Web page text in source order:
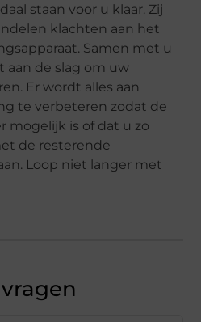
staan voor u klaar. Zij
klachten aan het
Samen met u
aan de slag om uw
Er wordt alles aan
te verbeteren zodat de
mogelijk is of dat u zo
de resterende
Loop niet langer met